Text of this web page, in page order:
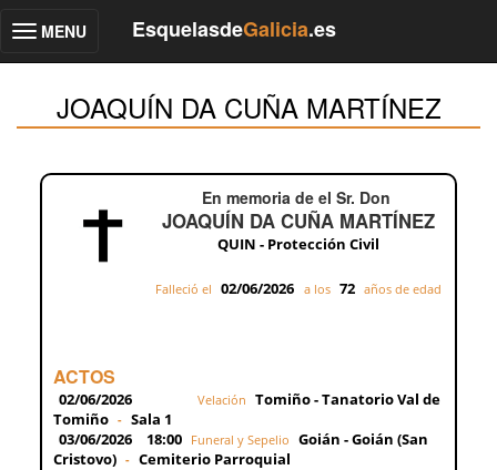
Toggle
MENU EsquelasdeGalicia.es
JOAQUÍN DA CUÑA MARTÍNEZ
En memoria de el Sr. Don
JOAQUÍN DA CUÑA MARTÍNEZ
QUIN - Protección Civil
Falleció el 02/06/2026 a los 72 años de edad
ACTOS
02/06/2026 Velación Tomiño - Tanatorio Val de
Tomiño - Sala 1
03/06/2026
18:00 Funeral y Sepelio Goián - Goián (San
Cristovo) - Cemiterio Parroquial